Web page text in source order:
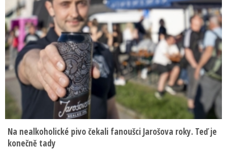
Na nealkoholické pivo čekali fanoušci Jarošova roky. Teď je
konečně tady